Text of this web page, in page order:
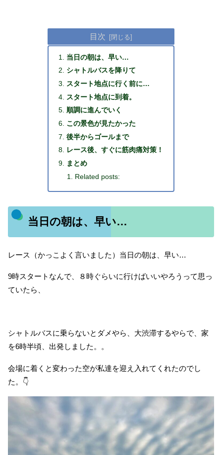
目次
当日の朝は、早い…
シャトルバスを降りて
スタート地点に行く前に…
スタート地点に到着。
順調に進んでいく
この景色が見たかった
後半からゴールまで
レース後、すぐに筋肉痛対策！
まとめ
Related posts:
当日の朝は、早い…
レース（かっこよく言いました）当日の朝は、早い…
9時スタートなんで、８時ぐらいに行けばいいやろうって思っ
ていたら、
シャトルバスに乗らないとダメやら、大渋滞するやらで、家
を6時半頃、出発しました。。
会場に着くと変わった空が私達を迎え入れてくれたのでし
た。👇